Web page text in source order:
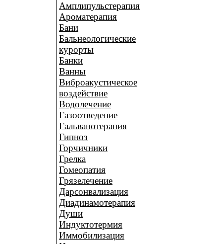
Амплипульстерапия
Ароматерапия
Бани
Бальнеологические
курорты
Банки
Ванны
Виброакустическое
воздействие
Водолечение
Газоотведение
Гальванотерапия
Гипноз
Горчичники
Грелка
Гомеопатия
Грязелечение
Дарсонвализация
Диадинамотерапия
Души
Индуктотермия
Иммобилизация